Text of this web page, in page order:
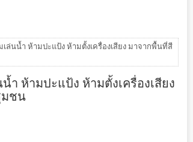
เล่นน้ำ ห้ามปะแป้ง ห้ามตั้งเครื่องเสียง มาจากพื้นที่สี
ำ ห้ามปะแป้ง ห้ามตั้งเครื่องเสียง
มชน